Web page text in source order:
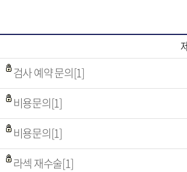
검사 예약 문의[1]
비용문의[1]
비용문의[1]
라섹 재수술[1]